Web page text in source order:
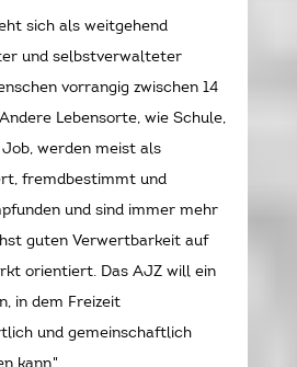
sich als weitgehend
und selbstverwalteter
vorrangig zwischen 14
Lebensorte, wie Schule,
werden meist als
fremdbestimmt und
und sind immer mehr
guten Verwertbarkeit auf
orientiert. Das AJZ will ein
in dem Freizeit
und gemeinschaftlich